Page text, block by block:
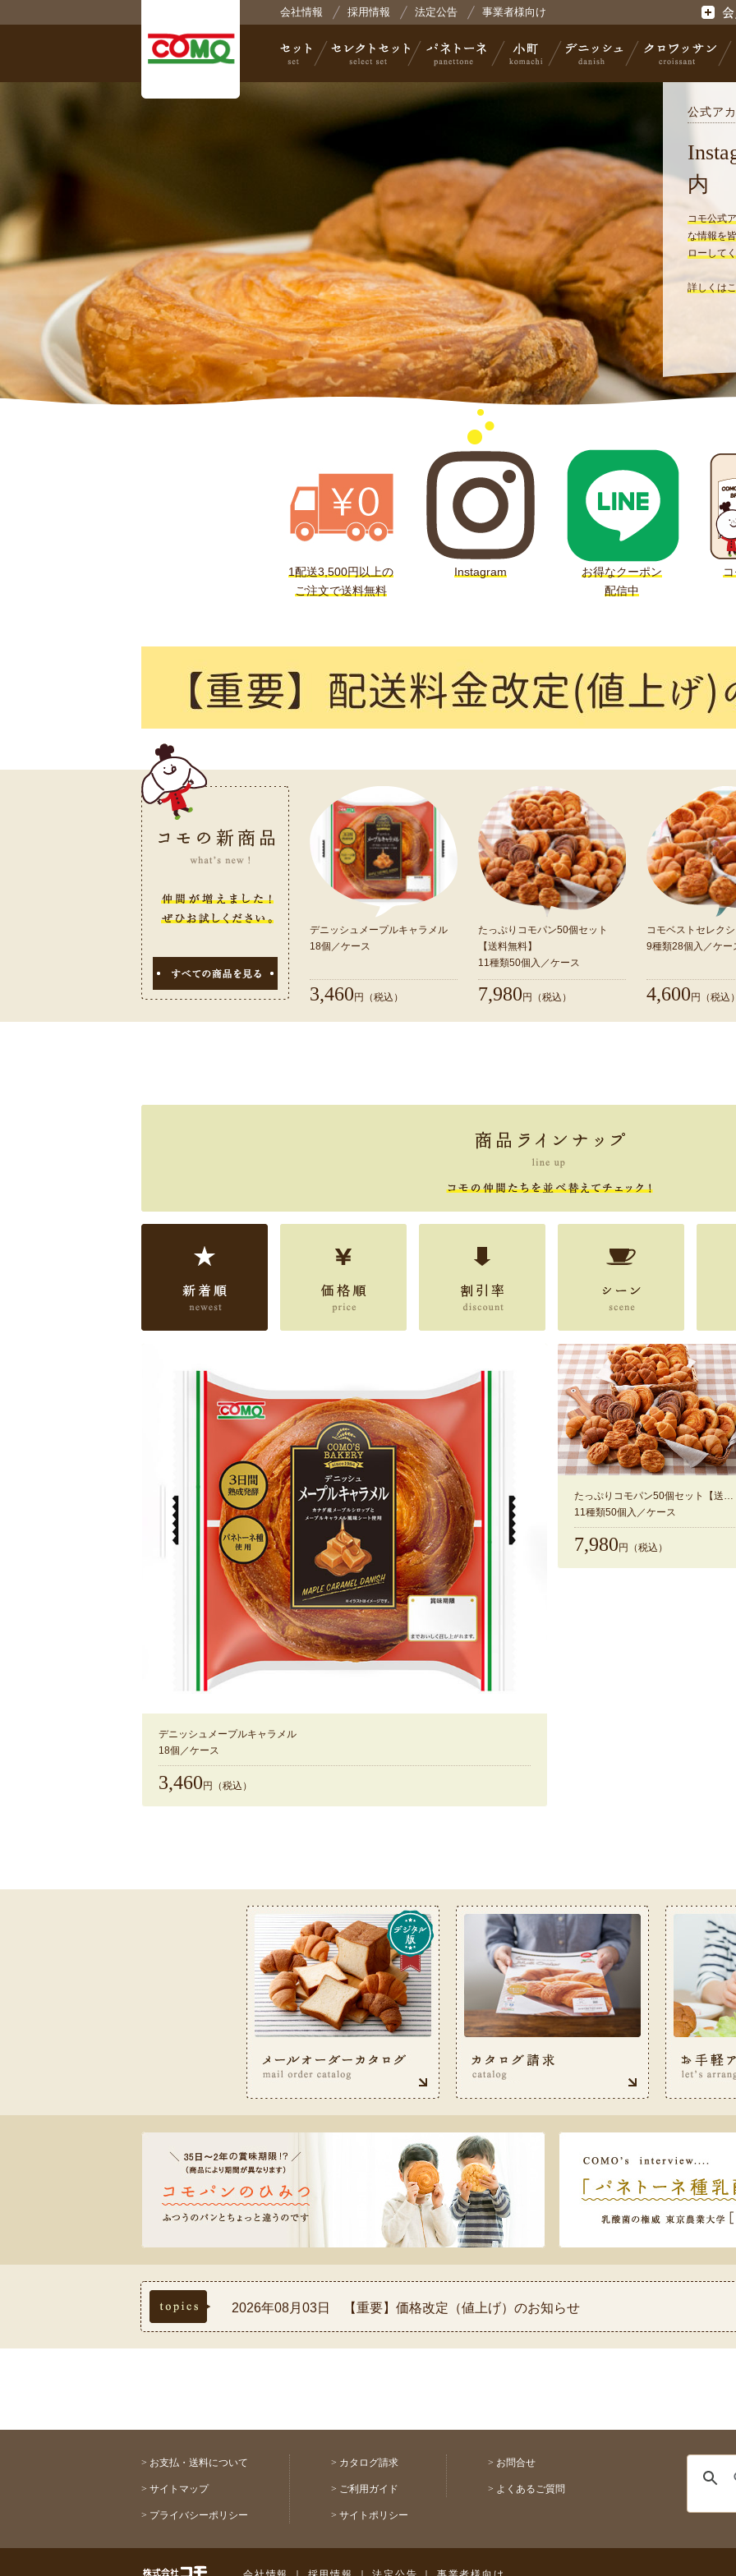
株式会社コモ
会員登
セレクトセット クロワッサン
会社情報 採用情報 法定公告 事業者様向け
公式ア
内
コモ公式
な情報を
ローして
詳しくは
1配送3,500円以上の
ご注文で送料無料
Instagram
お得なクーポン
配信中
仲間が増えました！ ぜひお試しください。
すべての商品を見る
デニッシュメープルキャラメル
18個／ケース
3,460 円（税込）
たっぷりコモパン50個セット
【送料無料】
11種類50個入／ケース
7,980 円（税込）
コモベストセレク
9種類28個入／ケー
4,600 円（税込
価格順 割引率 シーン 人気
デニッシュメープルキャラメル
18個／ケース
3,460 円（税込）
たっぷりコモパン50個セット【送料無料】
11種類50個入／ケース
7,980 円（税込）
topics
2026年08月03日 【重要】価格改定（値上げ）のお知らせ
2026年07月30日 【重要】熊本県熊本地方を震源とする地震の影響について
2026年07月17日 ◆お盆休み中の配送スケジュールのお知らせ◆
> お支払・送料について
> サイトマップ
> プライバシーポリシー
> カタログ請求
> ご利用ガイド
> サイトポリシー
> お問合せ
> よくあるご質問
株式会社コモ